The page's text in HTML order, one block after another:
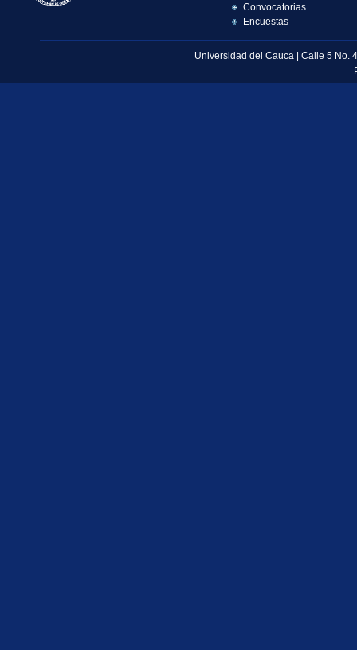
Convocatorias
Encuestas
Universidad del Cauca | Calle 5 No.